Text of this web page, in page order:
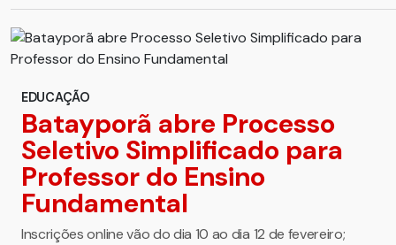
EDUCAÇÃO
Batayporã abre Processo
Seletivo Simplificado para
Professor do Ensino
Fundamental
Inscrições online vão do dia 10 ao dia 12 de fevereiro;